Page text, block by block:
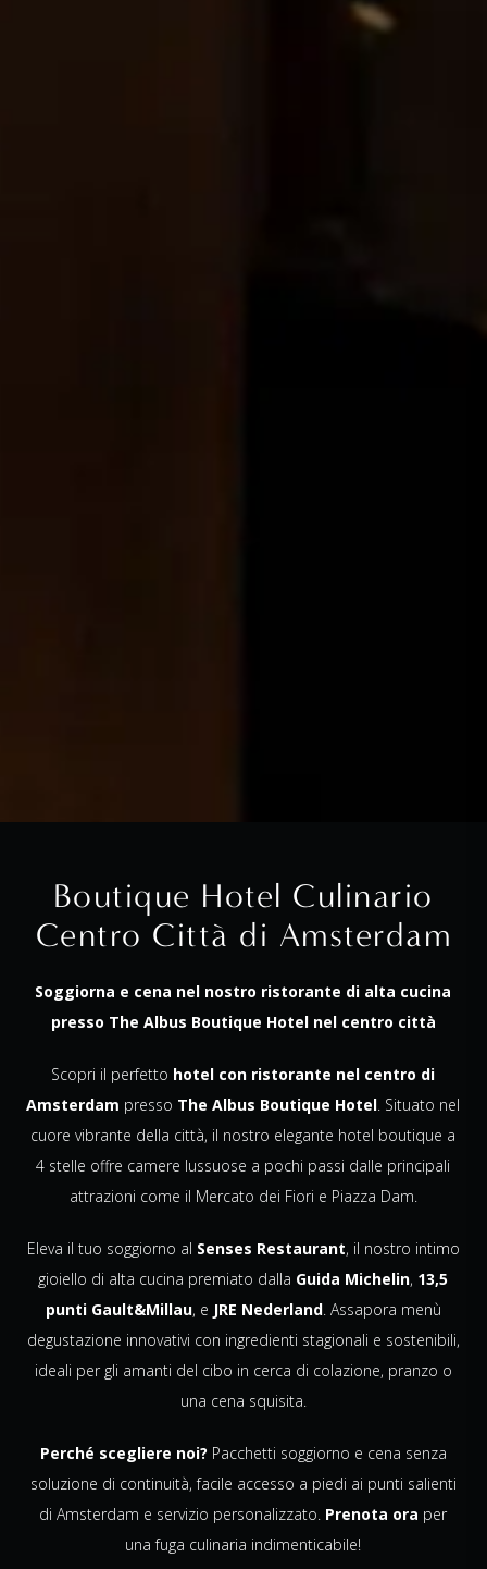
Boutique Hotel Culinario
Centro Città di Amsterdam
Soggiorna e cena nel nostro ristorante di alta cucina
presso The Albus Boutique Hotel nel centro città
Scopri il perfetto hotel con ristorante nel centro di
Amsterdam presso The Albus Boutique Hotel. Situato nel
cuore vibrante della città, il nostro elegante hotel boutique a
4 stelle offre camere lussuose a pochi passi dalle principali
attrazioni come il Mercato dei Fiori e Piazza Dam.
Eleva il tuo soggiorno al Senses Restaurant, il nostro intimo
gioiello di alta cucina premiato dalla Guida Michelin, 13,5
punti Gault&Millau, e JRE Nederland. Assapora menù
degustazione innovativi con ingredienti stagionali e sostenibili,
ideali per gli amanti del cibo in cerca di colazione, pranzo o
una cena squisita.
Perché scegliere noi? Pacchetti soggiorno e cena senza
soluzione di continuità, facile accesso a piedi ai punti salienti
di Amsterdam e servizio personalizzato. Prenota ora per
una fuga culinaria indimenticabile!